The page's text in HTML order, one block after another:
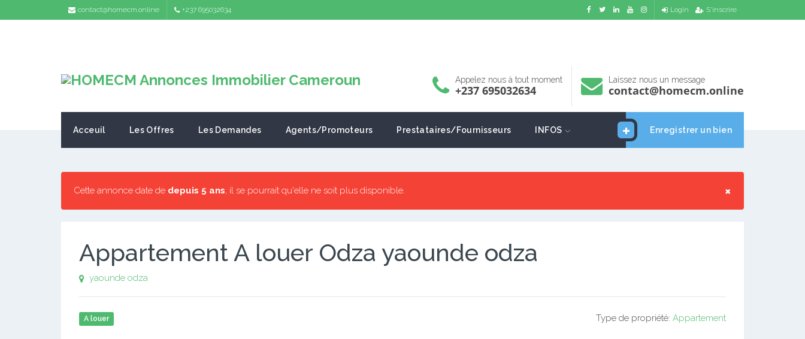
contact@homecm.online +237 695032634 Login S'inscrire
Appelez nous à tout moment
+237 695032634
Laissez nous un message
contact@homecm.online
Enregistrer un bien
Acceuil Les Offres Les Demandes Agents/Promoteurs Prestataires/Fournisseurs INFOS
×
Cette annonce date de depuis 5 ans, il se pourrait qu'elle ne soit plus disponible.
Appartement A louer Odza yaounde odza
yaounde odza
A louer Type de propriété: Appartement